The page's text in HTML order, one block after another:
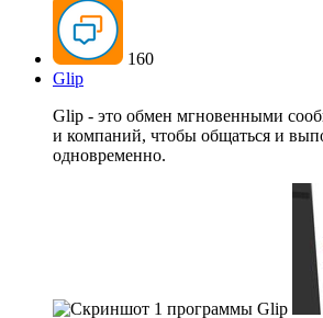
160
Glip
Glip - это обмен мгновенными
и компаний, чтобы общаться и
одновременно.